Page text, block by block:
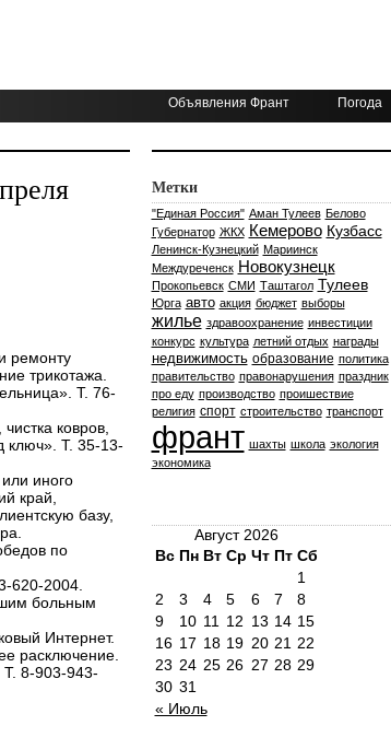
Объявления Франт Погода
ремонту
трикотажа.
Т. 76-
ковров,
ключ». Т. 35-13-
иного
край,
базу,
по
620-2004.
больным
Интернет.
расключение.
8-903-943-
Метки
"Единая Россия" Аман Тулеев Белово
Губернатор ЖКХ Кемерово Кузбасс
Ленинск-Кузнецкий Мариинск
Междуреченск Новокузнецк
Прокопьевск СМИ Таштагол Тулеев
Юрга авто акция бюджет выборы
жилье здравоохранение инвестиции
конкурс культура летний отдых награды
недвижимость образование политика
правительство правонарушения праздник
про еду производство проишествие
религия спорт строительство транспорт
франт шахты школа экология
экономика
Август 2026
Вс Пн Вт Ср Чт Пт Сб
« Июль
1
2
3 4 5 6 7
8
9
10 11 12 13 14 15
16 17 18 19 20 21 22
23 24 25 26 27 28 29
30 31